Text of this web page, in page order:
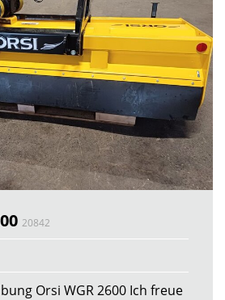
20842
Orsi WGR 2600 Ich freue